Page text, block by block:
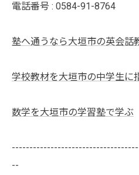
電話番号 : 0584-91-8764
塾へ通うなら大垣市の英会話
学校教材を大垣市の中学生に
数学を大垣市の学習塾で学ぶ
--